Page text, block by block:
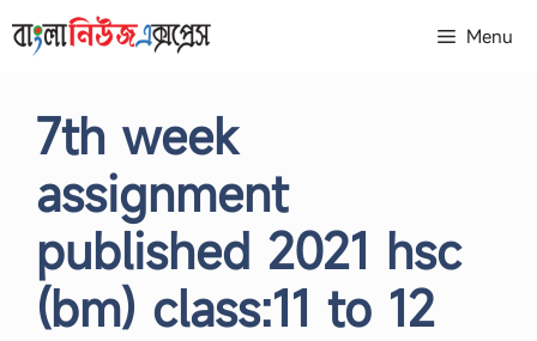
to
Menu
7th week
assignment
published 2021 hsc
(bm) class:11 to 12